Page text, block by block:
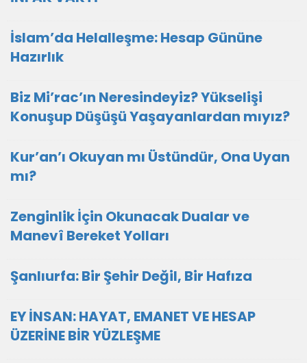
İslam’da Helalleşme: Hesap Gününe
Hazırlık
Biz Mi’rac’ın Neresindeyiz? Yükselişi
Konuşup Düşüşü Yaşayanlardan mıyız?
Kur’an’ı Okuyan mı Üstündür, Ona Uyan
mı?
Zenginlik İçin Okunacak Dualar ve
Manevî Bereket Yolları
Şanlıurfa: Bir Şehir Değil, Bir Hafıza
EY İNSAN: HAYAT, EMANET VE HESAP
ÜZERİNE BİR YÜZLEŞME